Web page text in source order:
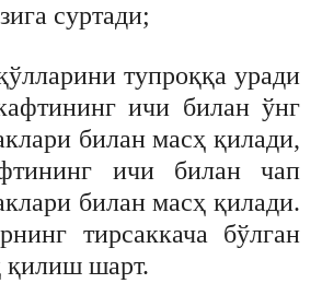
суртади;
тупроққа уради
ичи билан ўнг
билан масҳ қилади,
ичи билан чап
билан масҳ қилади.
тирсаккача бўлган
шарт.